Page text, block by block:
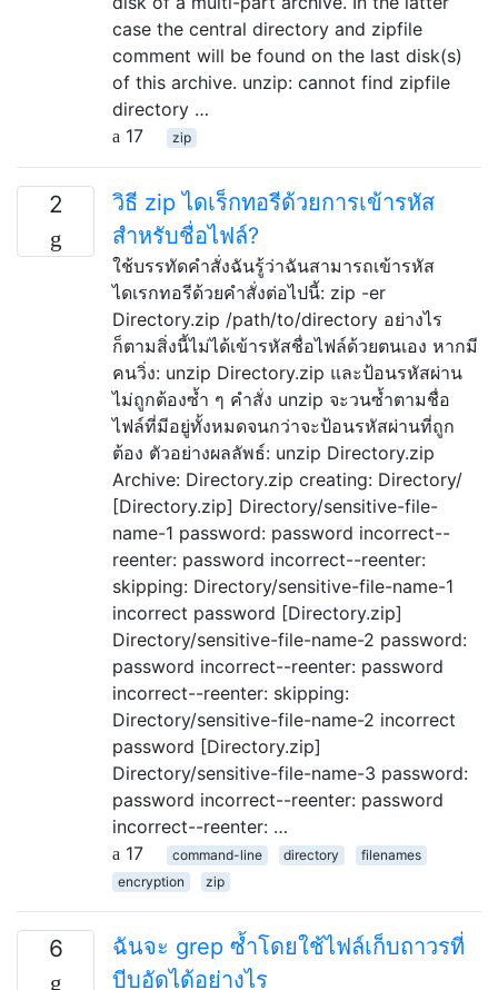
case the central directory and zipfile
comment will be found on the last disk(s)
of this archive. unzip: cannot find zipfile
directory …
17
zip
2
วิธี zip ไดเร็กทอรีด้วยการเข้ารหัส
สำหรับชื่อไฟล์?
ใช้บรรทัดคำสั่งฉันรู้ว่าฉันสามารถเข้ารหัส
ไดเรกทอรีด้วยคำสั่งต่อไปนี้: zip -er
Directory.zip /path/to/directory อย่างไร
ก็ตามสิ่งนี้ไม่ได้เข้ารหัสชื่อไฟล์ด้วยตนเอง หากมี
คนวิ่ง: unzip Directory.zip และป้อนรหัสผ่าน
ไม่ถูกต้องซ้ำ ๆ คำสั่ง unzip จะวนซ้ำตามชื่อ
ไฟล์ที่มีอยู่ทั้งหมดจนกว่าจะป้อนรหัสผ่านที่ถูก
ต้อง ตัวอย่างผลลัพธ์: unzip Directory.zip
Archive: Directory.zip creating: Directory/
[Directory.zip] Directory/sensitive-file-
name-1 password: password incorrect--
reenter: password incorrect--reenter:
skipping: Directory/sensitive-file-name-1
incorrect password [Directory.zip]
Directory/sensitive-file-name-2 password:
password incorrect--reenter: password
incorrect--reenter: skipping:
Directory/sensitive-file-name-2 incorrect
password [Directory.zip]
Directory/sensitive-file-name-3 password:
password incorrect--reenter: password
incorrect--reenter: …
17
command-line directory
filenames
encryption
zip
6
ฉันจะ grep ซ้ำโดยใช้ไฟล์เก็บถาวรที่
บีบอัดได้อย่างไร